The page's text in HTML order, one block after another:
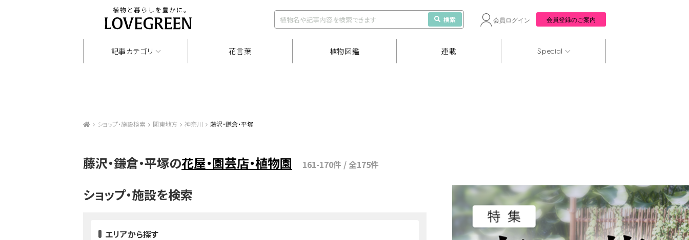
検索 会員ログイン 会員登録のご案内
記事カテゴリ 花言葉 植物図鑑 連載 Special
ショップ・施設検索 関東地方 神奈川 藤沢・鎌倉・平塚
藤沢・鎌倉・平塚の花屋・園芸店・植物園 161-170件 / 全175件
ショップ・施設を検索
エリアから探す